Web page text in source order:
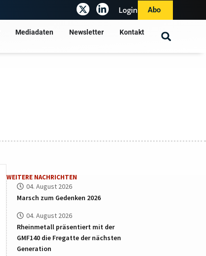
Login Abo
Mediadaten Newsletter Kontakt
WEITERE NACHRICHTEN
04. August 2026
Marsch zum Gedenken 2026
04. August 2026
Rheinmetall präsentiert mit der
GMF140 die Fregatte der nächsten
Generation